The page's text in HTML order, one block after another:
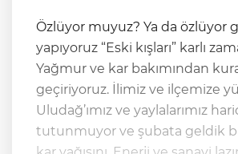
Özlüyor muyuz? Ya da özlüyor
yapıyoruz “Eski kışları” karlı
Yağmur ve kar bakımından
geçiriyoruz. İlimiz ve ilçemize
Uludağ’ımız ve yaylalarımız
tutunmuyor ve şubata geldik